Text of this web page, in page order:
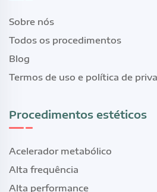
Sobre nós
Todos os procedimentos
Blog
Termos de uso e política de
Procedimentos estéticos
Acelerador metabólico
Alta frequência
Alta performance